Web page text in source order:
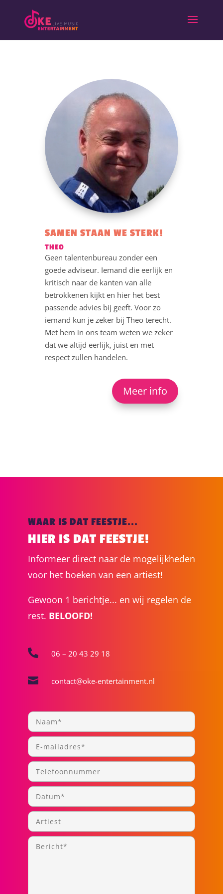
SAMEN STAAN WE STERK!
THEO
Geen talentenbureau zonder een
goede adviseur. Iemand die eerlijk en
kritisch naar de kanten van alle
betrokkenen kijkt en hier het best
passende advies bij geeft. Voor zo
iemand kun je zeker bij Theo terecht.
Met hem in ons team weten we zeker
dat we altijd eerlijk, juist en met
respect zullen handelen.
Meer info
WAAR IS DAT FEESTJE...
HIER IS DAT FEESTJE!
Informeer direct naar de mogelijkheden
voor het boeken van een artiest!
Gewoon 1 berichtje... en wij regelen de
rest. BELOOFD!
 06 – 20 43 29 18
 contact@oke-entertainment.nl